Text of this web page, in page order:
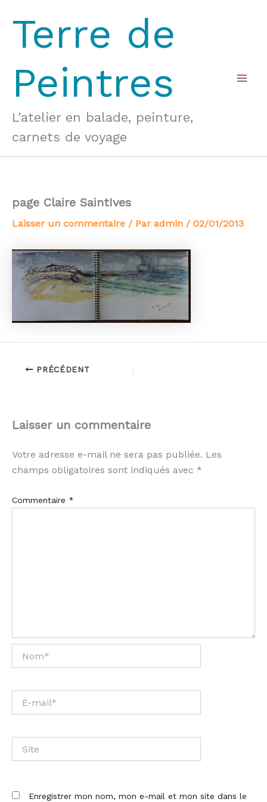
contenu
Terre de
Peintres
L'atelier en balade, peinture,
carnets de voyage
page Claire SaintIves
Laisser un commentaire / Par admin / 02/01/2013
PRÉCÉDENT
Laisser un commentaire
Votre adresse e-mail ne sera pas publiée. Les
champs obligatoires sont indiqués avec *
Commentaire *
mail*
Enregistrer mon nom, mon e-mail et mon site dans le